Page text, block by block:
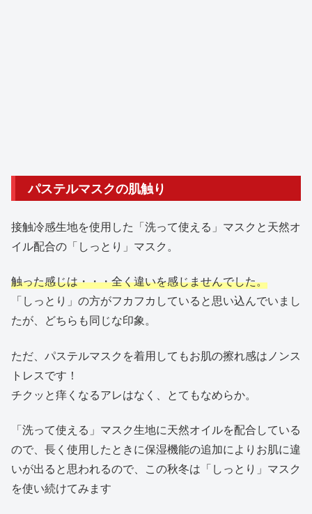
パステルマスクの肌触り
接触冷感生地を使用した「洗って使える」マスクと天然オ
イル配合の「しっとり」マスク。
触った感じは・・・全く違いを感じませんでした。
「しっとり」の方がフカフカしていると思い込んでいまし
たが、どちらも同じな印象。
ただ、パステルマスクを着用してもお肌の擦れ感はノンス
トレスです！
チクッと痒くなるアレはなく、とてもなめらか。
「洗って使える」マスク生地に天然オイルを配合している
ので、長く使用したときに保湿機能の追加によりお肌に違
いが出ると思われるので、この秋冬は「しっとり」マスク
を使い続けてみます